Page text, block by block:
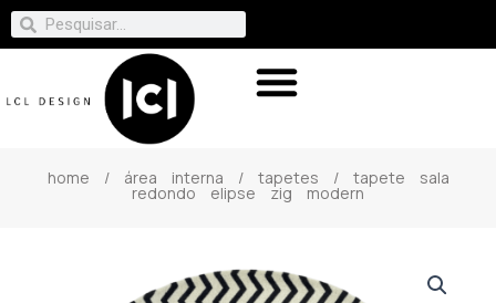
home / área interna / tapetes / tapete sala
redondo elipse zig modern